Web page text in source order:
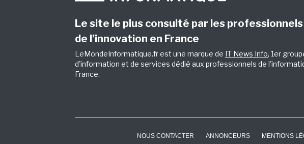
Le site le plus consulté par les professionnels
de l’innovation en France
LeMondeInformatique.fr est une marque de IT News Info, 1er
d'information et de services dédié aux professionnels de
France.
NOUS CONTACTER ANNONCEURS MENTIONS